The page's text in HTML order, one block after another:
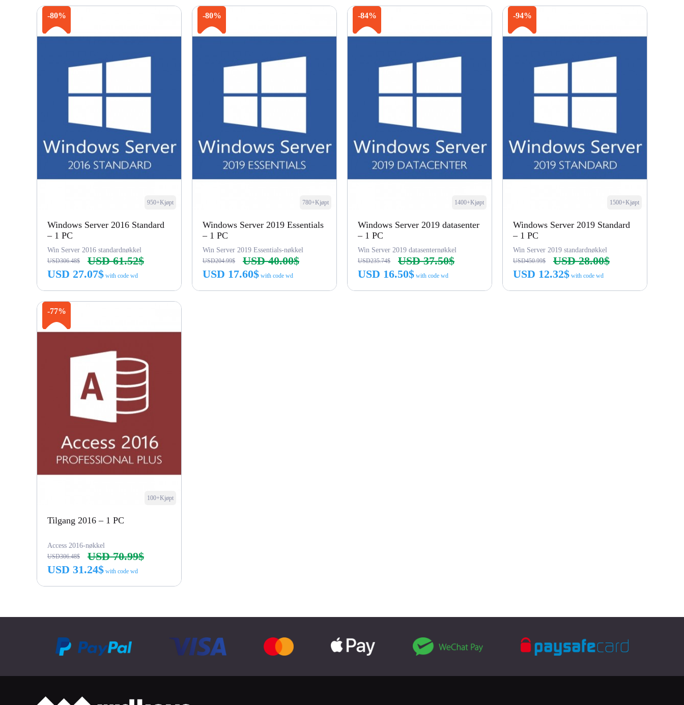
Kjøp nå Kjøp nå Kjøp nå
Kjøp nå
-80%
950+Kjøpt
Windows Server 2016 Standard
– 1 PC
Win Server 2016 standardnøkkel
USD306.48$
USD 61.52$
USD 27.07$ with code wd
Kjøp nå
-80%
780+Kjøpt
Windows Server 2019 Essentials
– 1 PC
Win Server 2019 Essentials-nøkkel
USD204.99$
USD 40.00$
USD 17.60$ with code wd
-84%
1400+Kjøpt
Windows Server 2019 datasenter
– 1 PC
Win Server 2019 datasenternøkkel
USD235.74$
USD 37.50$
USD 16.50$ with code wd
-94%
1500+Kjøpt
Windows Server 2019 Standard
– 1 PC
Win Server 2019 standardnøkkel
USD450.99$
USD 28.00$
USD 12.32$ with code wd
-77%
100+Kjøpt
Tilgang 2016 – 1 PC
Access 2016-nøkkel
USD306.48$
USD 70.99$
USD 31.24$ with code wd